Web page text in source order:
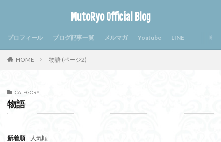
MutoRyo Official Blog
プロフィール ブログ記事一覧 メルマガ Youtube LINE
HOME 物語 (ページ2)
CATEGORY
物語
新着順 人気順